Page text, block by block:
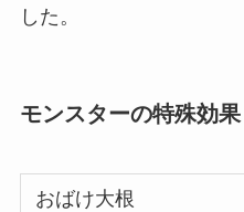
した。
モンスターの特殊効果
おばけ大根